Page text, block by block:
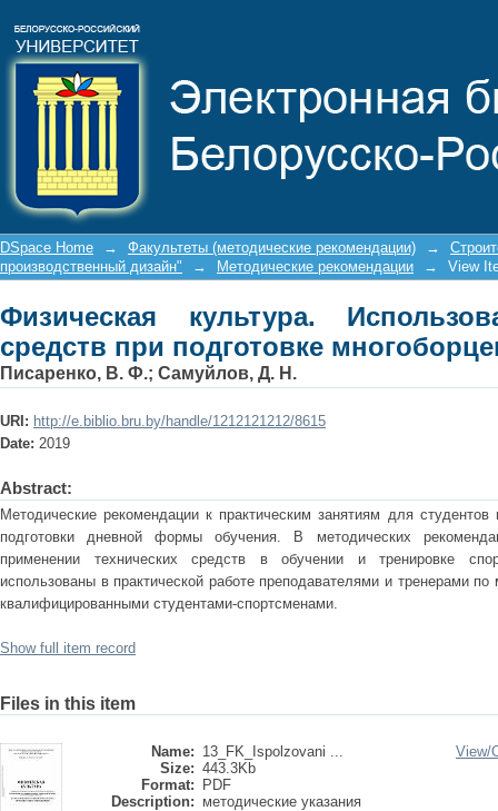
многоборцев
DSpace Home → Факультеты (методические рекомендации) →
производственный дизайн"
→ Методические рекомендации → View
Физическая культура.
средств при подготовке
Писаренко, В. Ф.; Самуйлов, Д. Н.
URI: http://e.biblio.bru.by/handle/1212121212/8615
Date: 2019
Abstract:
Методические рекомендации к практическим занятиям для
подготовки дневной формы обучения. В методических
применении технических средств в обучении и тренировке
использованы в практической работе преподавателями и тренерами
квалифицированными студентами-спортсменами.
Show full item record
Files in this item
Name: 13_FK_Ispolzovani ...
Size: 443.3Kb
Format:
PDF
Description: методические указания
View/